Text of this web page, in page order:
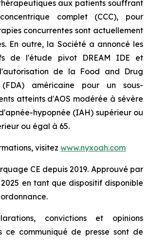
aux patients souffrant
complet (CCC), pour
concurrentes sont actuellement
En outre, la Société a annoncé les
de l'étude pivot DREAM IDE et
de la Food and Drug
(FDA) américaine pour un sous-
atteints d'AOS modérée à sévère
hypopnée (IAH) supérieur ou
ou égal à 65.
visitez www.nyxoah.com
CE depuis 2019. Approuvé par
en tant que dispositif disponible
convictions et opinions
ce communiqué de presse sont de